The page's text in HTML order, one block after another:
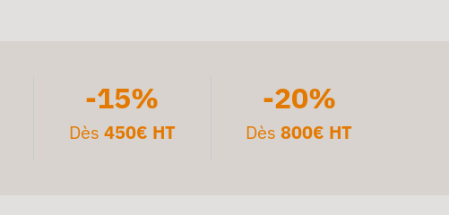
-15%
Dès 450€ HT
-20%
Dès800€ HT